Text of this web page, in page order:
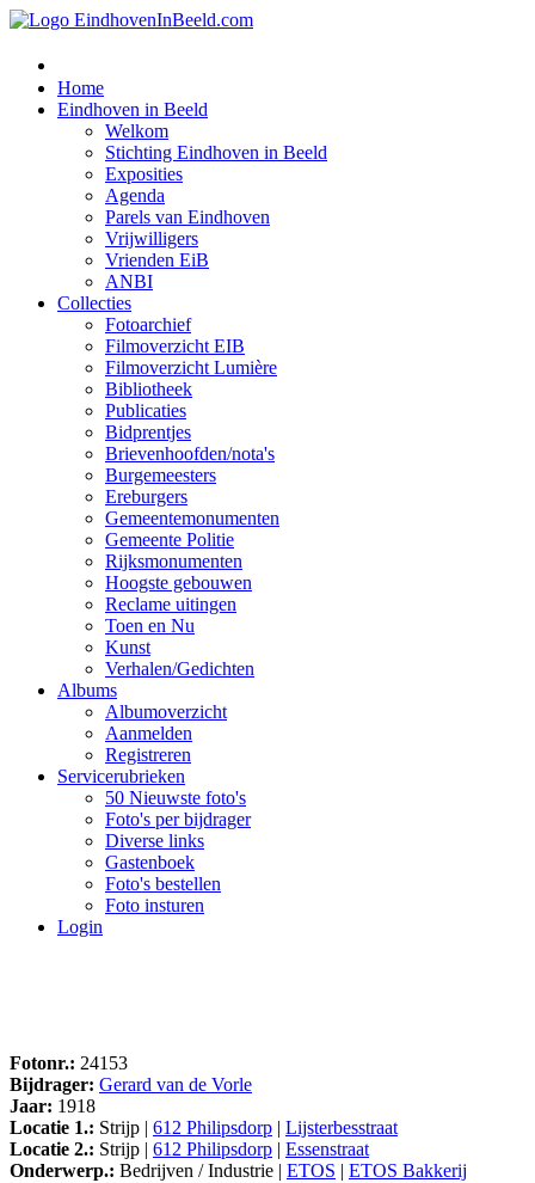
Home
Eindhoven in Beeld
Welkom
Stichting Eindhoven in Beeld
Exposities
Agenda
Parels van Eindhoven
Vrijwilligers
Vrienden EiB
ANBI
Collecties
Fotoarchief
Filmoverzicht EIB
Filmoverzicht Lumière
Bibliotheek
Publicaties
Bidprentjes
Brievenhoofden/nota's
Burgemeesters
Ereburgers
Gemeentemonumenten
Gemeente Politie
Rijksmonumenten
Hoogste gebouwen
Reclame uitingen
Toen en Nu
Kunst
Verhalen/Gedichten
Albums
Albumoverzicht
Aanmelden
Registreren
Servicerubrieken
50 Nieuwste foto's
Foto's per bijdrager
Diverse links
Gastenboek
Foto's bestellen
Foto insturen
Login
Fotonr.: 24153
Bijdrager: Gerard van de Vorle
Jaar: 1918
Locatie 1.: Strijp | 612 Philipsdorp | Lijsterbesstraat
Locatie 2.: Strijp | 612 Philipsdorp | Essenstraat
Onderwerp.: Bedrijven / Industrie | ETOS | ETOS Bakkerij